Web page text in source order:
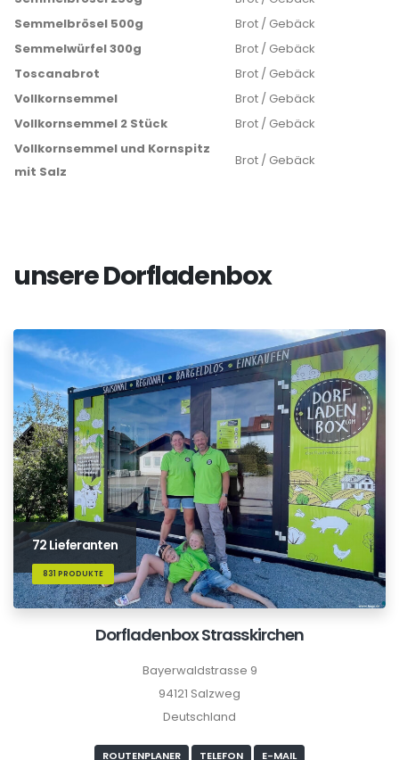
Semmelbrösel 500g
Brot / Gebäck
Semmelwürfel 300g
Brot / Gebäck
Toscanabrot
Brot / Gebäck
Vollkornsemmel
Brot / Gebäck
Vollkornsemmel 2 Stück
Brot / Gebäck
Vollkornsemmel und Kornspitz
mit Salz
Brot / Gebäck
unsere Dorfladenbox
72 Lieferanten
831 PRODUKTE
Dorfladenbox Strasskirchen
Bayerwaldstrasse 9
94121 Salzweg
Deutschland
ROUTENPLANER TELEFON E-MAIL